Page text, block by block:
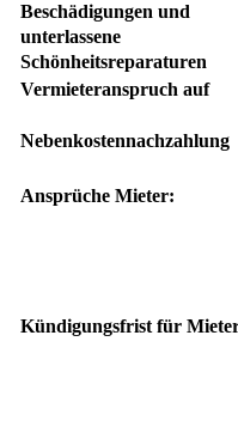
Beschädigungen und
unterlassene
Schönheitsreparaturen
Vermieteranspruch auf
Nebenkostennachzahlung
Ansprüche Mieter:
Kündigungsfrist für